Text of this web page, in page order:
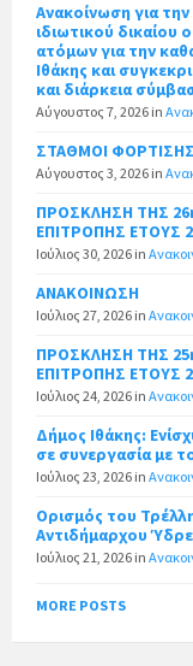
Ανακοίνωση για
ιδιωτικού δικαίου
ατόμων για την
Ιθάκης και
και διάρκεια
Αύγουστος 7, 2026 in
ΣΤΑΘΜΟΙ
Αύγουστος 3, 2026 in
ΠΡΟΣΚΛΗΣΗ ΤΗΣ
ΕΠΙΤΡΟΠΗΣ ΕΤΟΥΣ
Ιούλιος 30, 2026 in
ΑΝΑΚΟΙΝΩΣΗ
Ιούλιος 27, 2026 in
ΠΡΟΣΚΛΗΣΗ ΤΗΣ
ΕΠΙΤΡΟΠΗΣ ΕΤΟΥΣ
Ιούλιος 24, 2026 in
Δήμος Ιθάκης:
σε συνεργασία με
Ιούλιος 23, 2026 in
Ορισμός του
Αντιδήμαρχου
Ιούλιος 21, 2026 in
MORE POSTS